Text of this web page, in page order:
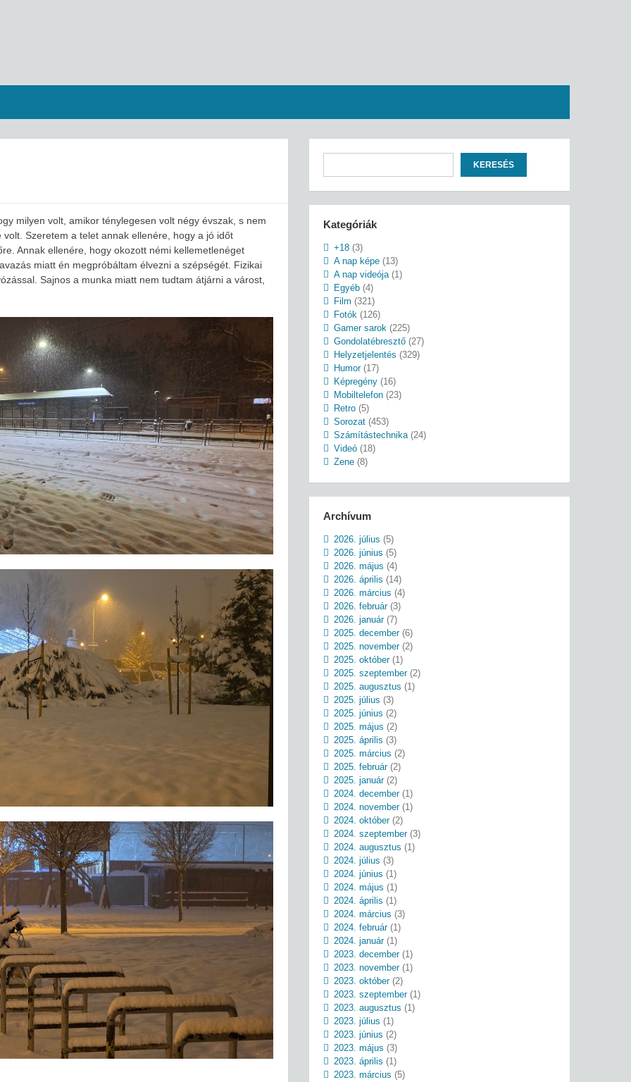
milyen volt, amikor ténylegesen volt négy évszak, s nem
Szeretem a telet annak ellenére, hogy a jó időt
Annak ellenére, hogy okozott némi kellemetlenéget
miatt én megpróbáltam élvezni a szépségét. Fizikai
Sajnos a munka miatt nem tudtam átjárni a várost,
KERESÉS
Kategóriák
+18(3)
A nap képe(13)
A nap videója(1)
Egyéb(4)
Film (321)
Fotók(126)
Gamer sarok(225)
Gondolatébresztő(27)
Helyzetjelentés (329)
Humor(17)
Képregény(16)
Mobiltelefon(23)
Retro(5)
Sorozat(453)
Számítástechnika(24)
Videó(18)
Zene(8)
Archívum
2026. július (5)
2026. június (5)
2026. május (4)
2026. április (14)
2026. március (4)
2026. február(3)
2026. január(7)
2025. december(6)
2025. november(2)
2025. október(1)
2025. szeptember(2)
2025. augusztus (1)
2025. július (3)
2025. június (2)
2025. május (2)
2025. április (3)
2025. március (2)
2025. február(2)
2025. január(2)
2024. december(1)
2024. november(1)
2024. október(2)
2024. szeptember(3)
2024. augusztus (1)
2024. július (3)
2024. június (1)
2024. május (1)
2024. április (1)
2024. március (3)
2024. február(1)
2024. január(1)
2023. december(1)
2023. november(1)
2023. október(2)
2023. szeptember(1)
2023. augusztus (1)
2023. július (1)
2023. június (2)
2023. május (3)
2023. április (1)
2023. március (5)